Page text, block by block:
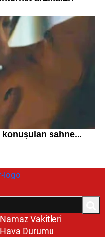
Namaz Vakitleri
Hava Durumu